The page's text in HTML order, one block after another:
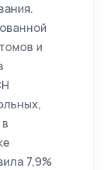
и
7,9%